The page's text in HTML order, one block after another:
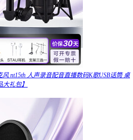
nt15th 人声录音配音直播数码K歌USB话筒 桌
礼包】